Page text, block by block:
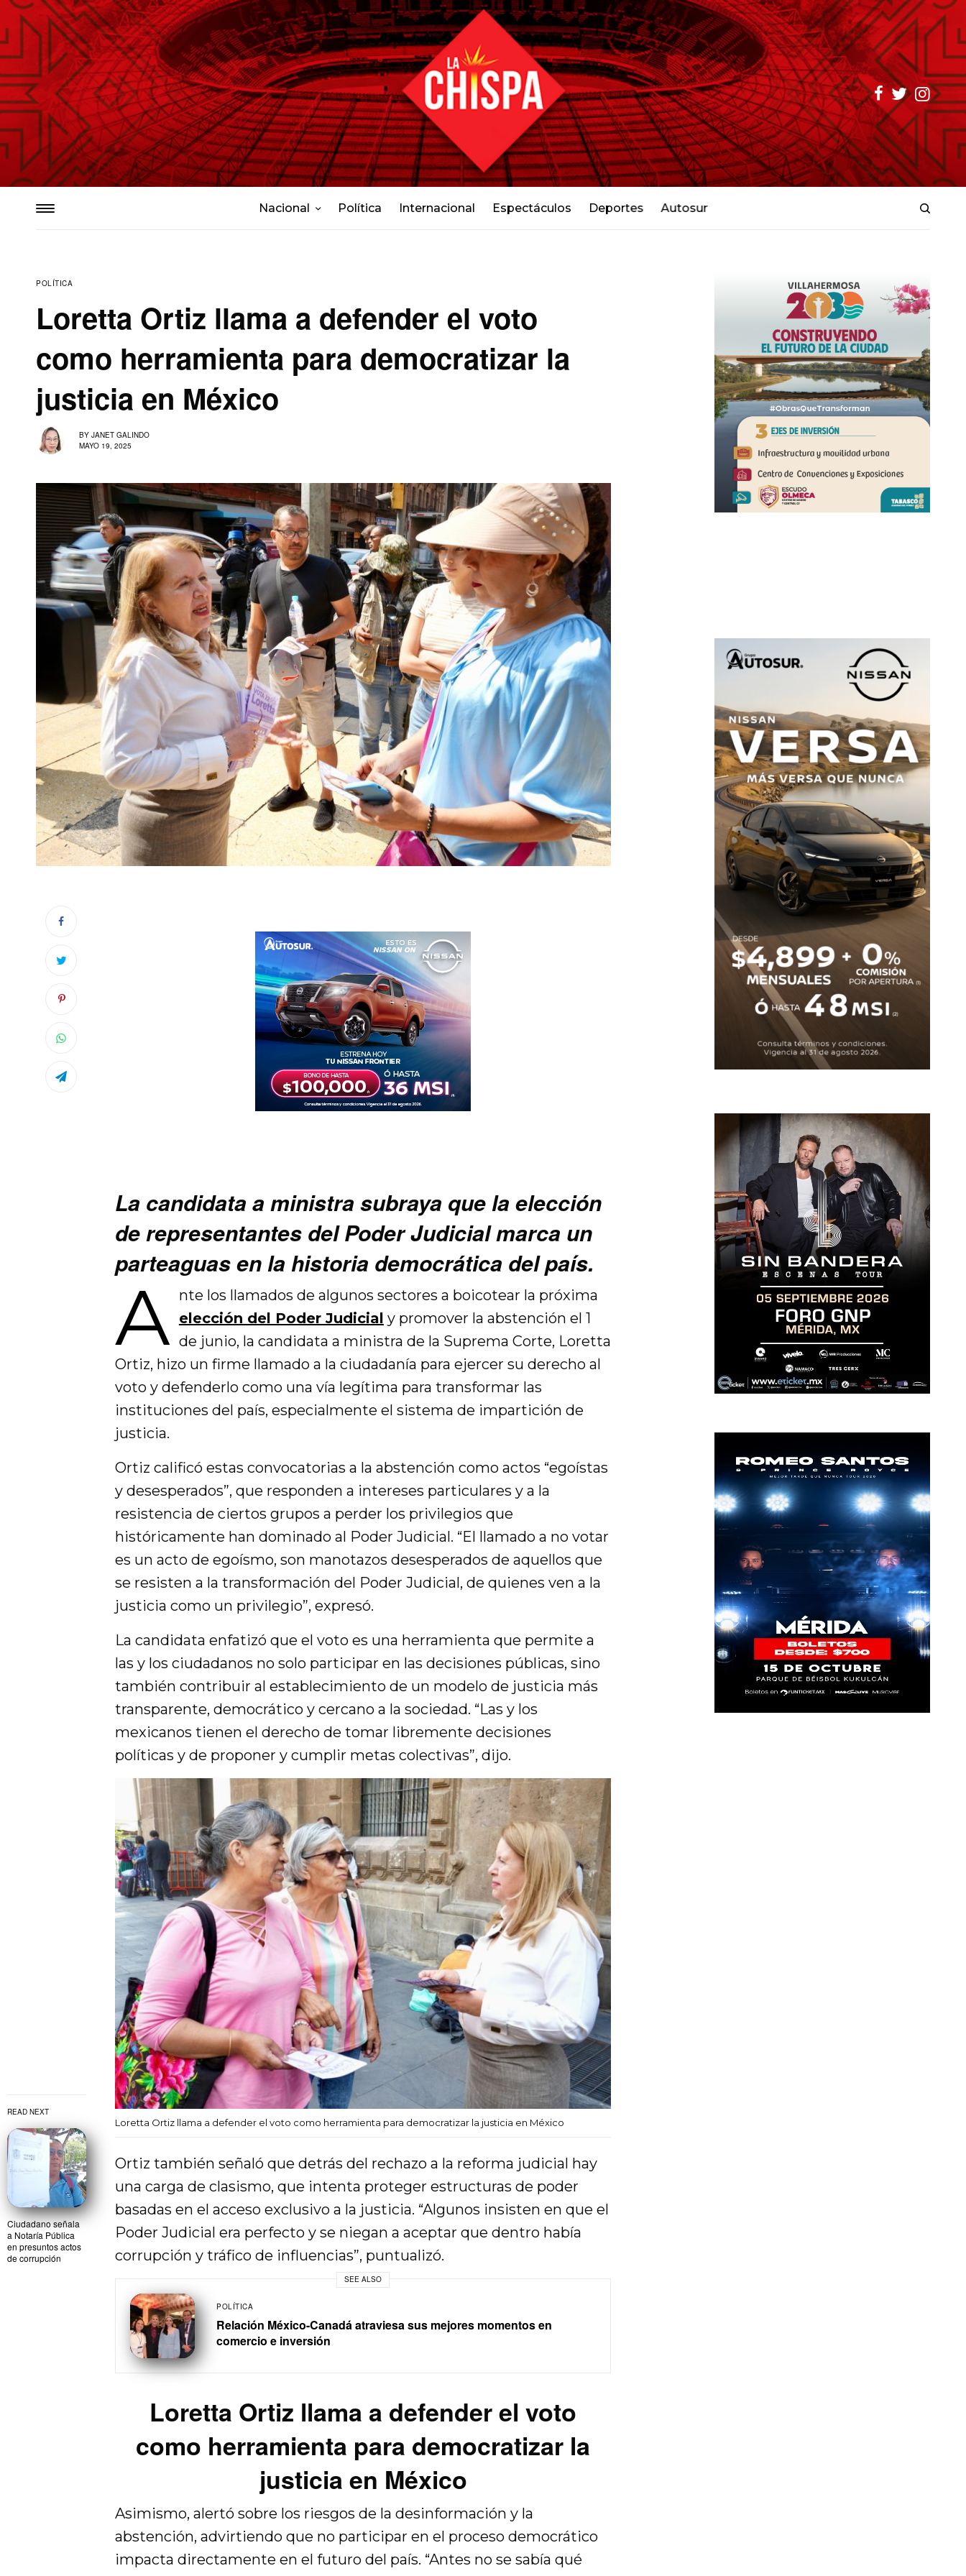
Nacional Política Internacional Espectáculos Deportes Autosur
POLÍTICA
Loretta Ortiz llama a defender el voto
como herramienta para democratizar la
justicia en México
BY JANET GALINDO
MAYO 19, 2025
READ NEXT
Ciudadano señala
a Notaría Pública
en presuntos actos
de corrupción
La candidata a ministra subraya que la elección
de representantes del Poder Judicial marca un
parteaguas en la historia democrática del país.
A nte los llamados de algunos sectores a boicotear la próxima
elección del Poder Judicial y promover la abstención el 1
de junio, la candidata a ministra de la Suprema Corte, Loretta
Ortiz, hizo un firme llamado a la ciudadanía para ejercer su derecho al
voto y defenderlo como una vía legítima para transformar las
instituciones del país, especialmente el sistema de impartición de
justicia.
Ortiz calificó estas convocatorias a la abstención como actos “egoístas
y desesperados”, que responden a intereses particulares y a la
resistencia de ciertos grupos a perder los privilegios que
históricamente han dominado al Poder Judicial. “El llamado a no votar
es un acto de egoísmo, son manotazos desesperados de aquellos que
se resisten a la transformación del Poder Judicial, de quienes ven a la
justicia como un privilegio”, expresó.
La candidata enfatizó que el voto es una herramienta que permite a
las y los ciudadanos no solo participar en las decisiones públicas, sino
también contribuir al establecimiento de un modelo de justicia más
transparente, democrático y cercano a la sociedad. “Las y los
mexicanos tienen el derecho de tomar libremente decisiones
políticas y de proponer y cumplir metas colectivas”, dijo.
Loretta Ortiz llama a defender el voto como herramienta para democratizar la justicia en México
Ortiz también señaló que detrás del rechazo a la reforma judicial hay
una carga de clasismo, que intenta proteger estructuras de poder
basadas en el acceso exclusivo a la justicia. “Algunos insisten en que el
Poder Judicial era perfecto y se niegan a aceptar que dentro había
corrupción y tráfico de influencias”, puntualizó.
SEE ALSO
POLÍTICA
Relación México-Canadá atraviesa sus mejores momentos en
comercio e inversión
Loretta Ortiz llama a defender el voto
como herramienta para democratizar la
justicia en México
Asimismo, alertó sobre los riesgos de la desinformación y la
abstención, advirtiendo que no participar en el proceso democrático
impacta directamente en el futuro del país. “Antes no se sabía qué